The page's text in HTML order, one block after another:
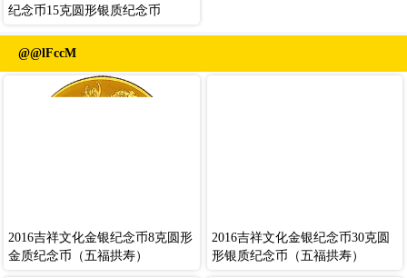
纪念币15克圆形银质纪念币
@@lFccM
2016吉祥文化金银纪念币8克圆形
金质纪念币（五福拱寿）
2016吉祥文化金银纪念币30克圆
形银质纪念币（五福拱寿）